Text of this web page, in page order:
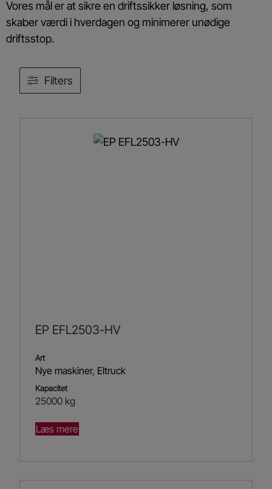
Vores mål er at sikre en driftssikker løsning, som
skaber værdi i hverdagen og minimerer unødige
driftsstop.
Filters
EP EFL2503-HV
Art
Nye maskiner, Eltruck
Kapacitet
25000 kg
Læs mere